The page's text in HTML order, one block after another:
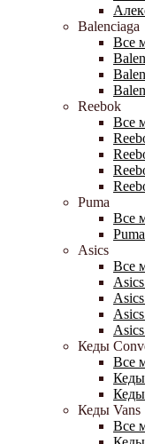
Balenciaga
Все
Reebok
Все
Puma
Все
Asics
Все
Кеды
Все
Кеды Vans
Все